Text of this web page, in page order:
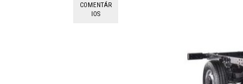
COMENTÁR
IOS